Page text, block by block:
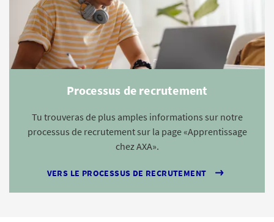
Processus de recrutement
Tu trouveras de plus amples informations sur notre
processus de recrutement sur la page «Apprentissage
chez AXA».
VERS LE PROCESSUS DE RECRUTEMENT